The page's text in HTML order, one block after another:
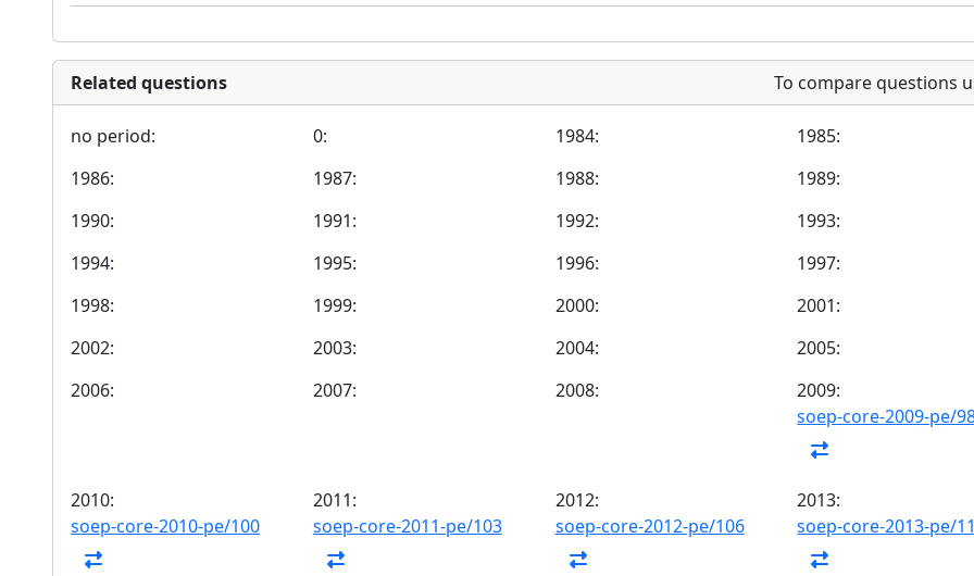
Related questions To compare questions
no period: 0: 1984:
1985:
1986:
1987: 1988:
1989:
1990:
1991: 1992:
1993:
1994:
1995: 1996:
1997:
1998:
1999: 2000:
2001:
2002:
2003: 2004:
2005:
2006:
2007: 2008:
2009:
soep-core-2009-pe/
2010:
soep-core-2010-pe/100
2011:
soep-core-2011-pe/103
2012:
soep-core-2012-pe/106
2013:
soep-core-2013-pe/